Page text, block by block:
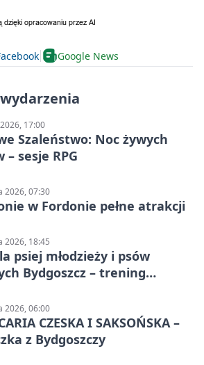
Google News
17:00
Szaleństwo: Noc żywych
sesje RPG
2026, 07:30
w Fordonie pełne atrakcji
2026, 18:45
psiej młodzieży i psów
Bydgoszcz – trening
2026, 06:00
CZESKA I SAKSOŃSKA –
z Bydgoszczy